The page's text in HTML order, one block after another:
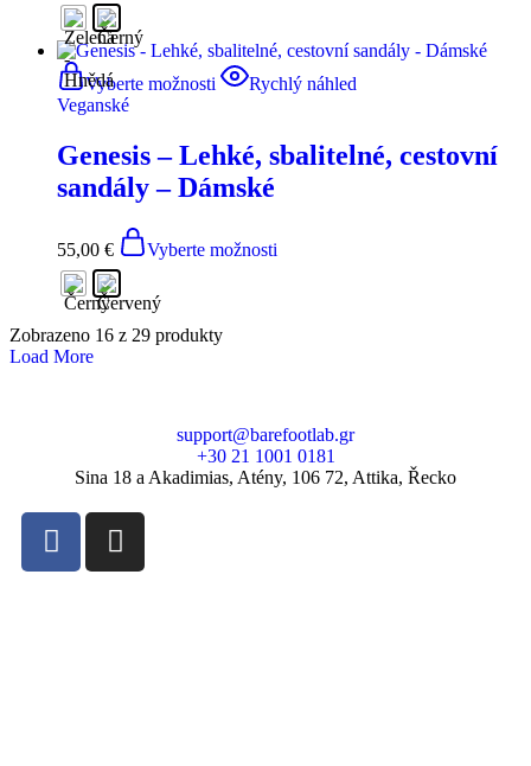
Vyberte možnosti
Rychlý náhled
Veganské
Genesis – Lehké, sbalitelné, cestovní
sandály – Dámské
55,00 € Vyberte možnosti
Zobrazeno 16 z 29 produkty
Load More
support@barefootlab.gr
+30 21 1001 0181
Sina 18 a Akadimias, Atény, 106 72, Attika, Řecko